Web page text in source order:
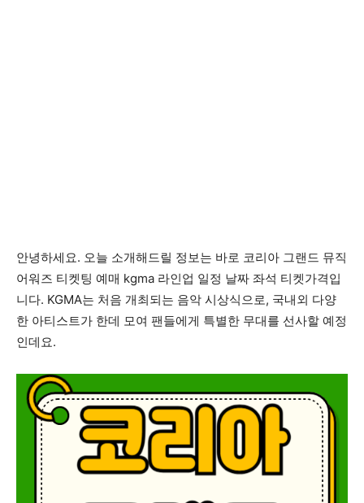
안녕하세요. 오늘 소개해드릴 정보는 바로 코리아 그랜드 뮤직
어워즈 티켓팅 예매 kgma 라인업 일정 날짜 좌석 티켓가격입
니다. KGMA는 처음 개최되는 음악 시상식으로, 국내외 다양
한 아티스트가 한데 모여 팬들에게 특별한 무대를 선사할 예정
인데요.